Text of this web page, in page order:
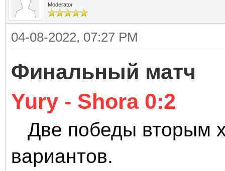
Moderator
04-08-2022, 07:27 PM
Финальный матч
Yury - Shora 0:2
Две победы вторым
вариантов.